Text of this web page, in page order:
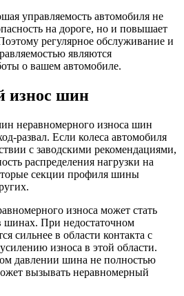
управляемость автомобиля не
на дороге, но и повышает
регулярное обслуживание и
являются
о вашем автомобиле.
износ шин
неравномерного износа шин
развал. Если колеса автомобиля
с заводскими рекомендациями,
распределения нагрузки на
секции профиля шины
износа может стать
шинах. При недостаточном
сильнее в области контакта с
износа в этой области.
давлении шина не полностью
вызывать неравномерный